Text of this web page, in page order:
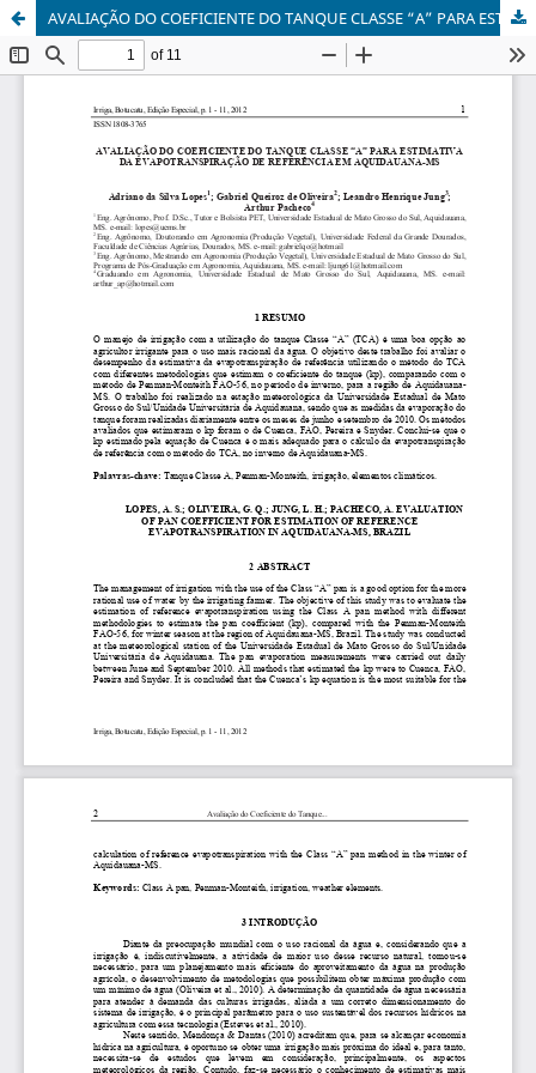
AVALIAÇÃO DO COEFICIENTE DO TANQUE CLASSE “A” PARA ESTIMATIVA DA EVAPOTRANSPIRAÇÃO DE REFERÊNCIA EM AQUIDAUANA-MS